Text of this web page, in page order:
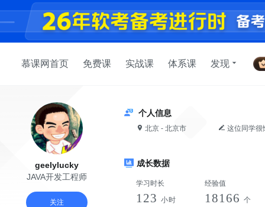
慕课网首页 免费课 实战课 体系课 发现
geelylucky
JAVA开发工程师
关注
个人信息
北京 - 北京市 这位同学很
成长数据
学习时长
123 小时
经验值
18166 个